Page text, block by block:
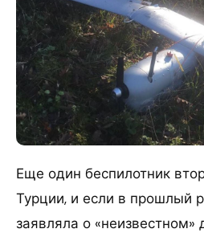
Еще один беспилотник
Турции, и если в прошлый
заявляла о «неизвестном»